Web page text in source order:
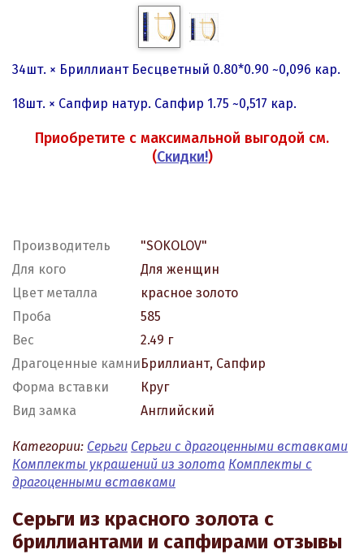
34шт. × Бриллиант Бесцветный 0.80*0.90 ~0,096 кар.
18шт. × Сапфир натур. Сапфир 1.75 ~0,517 кар.
Приобретите с максимальной выгодой см.
(Скидки!)
Производитель
"SOKOLOV"
Для кого
Для женщин
Цвет металла
красное золото
Проба
585
Вес
2.49 г
Драгоценные камниБриллиант, Сапфир
Форма вставки
Круг
Вид замка
Английский
Категории: Серьги Серьги с драгоценными вставками
Комплекты украшений из золота Комплекты с
драгоценными вставками
Серьги из красного золота с
бриллиантами и сапфирами отзывы